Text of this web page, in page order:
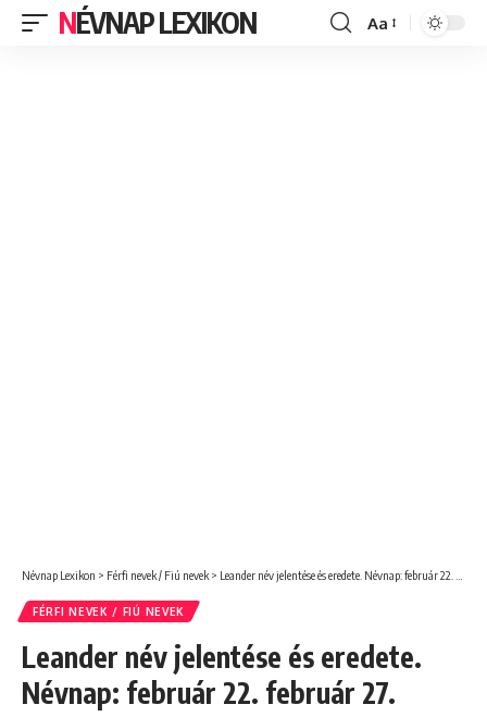
NÉVNAP LEXIKON
Font
Aa
Névnap Lexikon > Férfi nevek / Fiú nevek > Leander név jelentése és eredete. Névnap: február 22. február 27.
FÉRFI NEVEK / FIÚ NEVEK
Leander név jelentése és eredete.
Névnap: február 22. február 27.